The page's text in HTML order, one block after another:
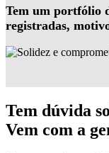
Tem um portfólio
registradas,
Tem dúvida
Vem com a